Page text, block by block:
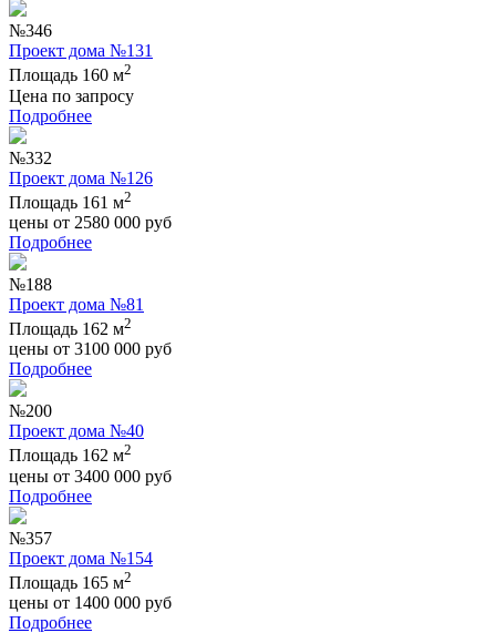
№346
Проект дома №131
Площадь 160 м2
Цена по запросу
Подробнее
№332
Проект дома №126
Площадь 161 м2
цены от 2580 000 руб
Подробнее
№188
Проект дома №81
Площадь 162 м2
цены от 3100 000 руб
Подробнее
№200
Проект дома №40
Площадь 162 м2
цены от 3400 000 руб
Подробнее
№357
Проект дома №154
Площадь 165 м2
цены от 1400 000 руб
Подробнее